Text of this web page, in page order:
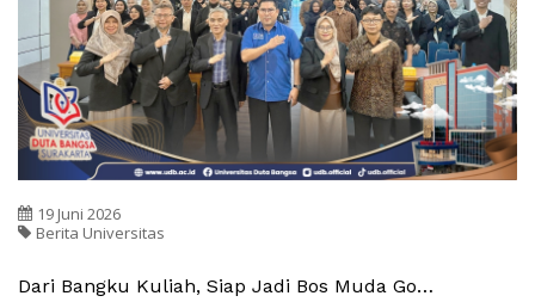
19 Juni 2026
Berita Universitas
Dari Bangku Kuliah, Siap Jadi Bos Muda Go